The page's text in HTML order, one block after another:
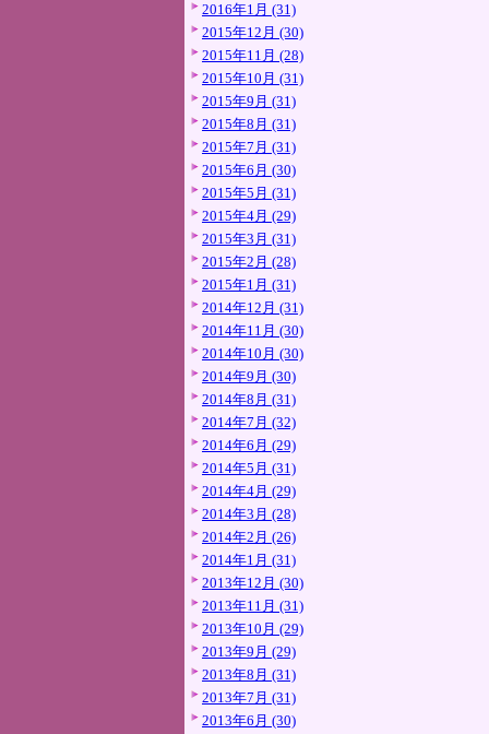
2016年1月 (31)
2015年12月 (30)
2015年11月 (28)
2015年10月 (31)
2015年9月 (31)
2015年8月 (31)
2015年7月 (31)
2015年6月 (30)
2015年5月 (31)
2015年4月 (29)
2015年3月 (31)
2015年2月 (28)
2015年1月 (31)
2014年12月 (31)
2014年11月 (30)
2014年10月 (30)
2014年9月 (30)
2014年8月 (31)
2014年7月 (32)
2014年6月 (29)
2014年5月 (31)
2014年4月 (29)
2014年3月 (28)
2014年2月 (26)
2014年1月 (31)
2013年12月 (30)
2013年11月 (31)
2013年10月 (29)
2013年9月 (29)
2013年8月 (31)
2013年7月 (31)
2013年6月 (30)